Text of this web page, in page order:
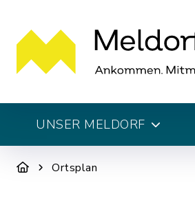
UNSER MELDORF
Ortsplan